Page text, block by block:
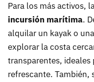
Para los más activos,
incursión marítima.
alquilar un kayak o
explorar la costa
transparentes, ideales
refrescante.